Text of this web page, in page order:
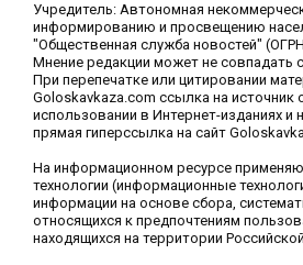
Учредитель: Автономная
информированию и просвещению
"Общественная служба новостей"
Мнение редакции может не совпадать
При перепечатке или цитировании
Goloskavkaza.com ссылка на источник
использовании в Интернет-изданиях и
прямая гиперссылка на сайт
На информационном ресурсе
технологии (информационные
информации на основе сбора,
относящихся к предпочтениям
находящихся на территории